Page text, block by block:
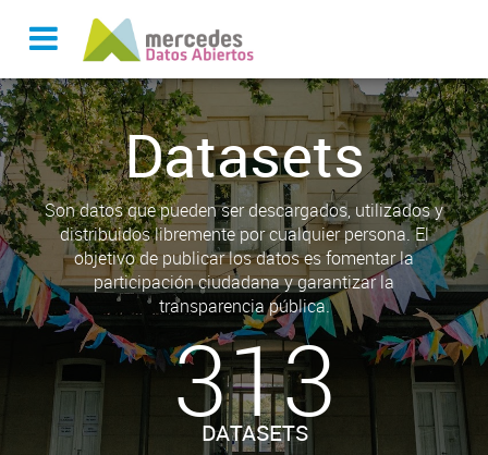
Datasets
Son datos que pueden ser descargados, utilizados y
distribuidos libremente por cualquier persona. El
objetivo de publicar los datos es fomentar la
participación ciudadana y garantizar la
transparencia pública.
313
DATASETS